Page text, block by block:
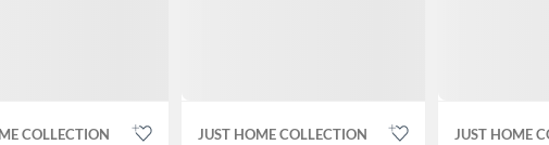
COLLECTION JUST HOME COLLECTION JUST HOME